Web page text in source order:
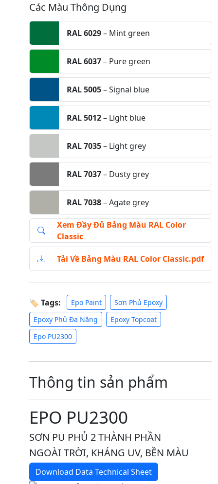
Các Màu Thông Dụng
RAL 6029– Mint green
RAL 6037– Pure green
RAL 5005– Signal blue
RAL 5012– Light blue
RAL 7035– Light grey
RAL 7037– Dusty grey
RAL 7038– Agate grey
Xem Đầy Đủ Bảng Màu RAL Color
Classic
Tải Về Bảng Màu RAL Color Classic.pdf
🏷 Tags: Epo Paint
Sơn Phủ Epoxy
Epoxy Phủ Đa Năng
Epoxy Topcoat
Epo PU2300
Thông tin sản phẩm
EPO PU2300
SƠN PU PHỦ 2 THÀNH PHẦN
NGOÀI TRỜI, KHÁNG UV, BỀN MÀU
Download Data Technical Sheet